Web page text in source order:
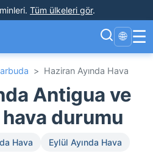
. Tüm ülkeleri gör.
🌐 ☰
> Haziran Ayında Hava
Antigua ve
durumu
Hava
Eylül Ayında Hava